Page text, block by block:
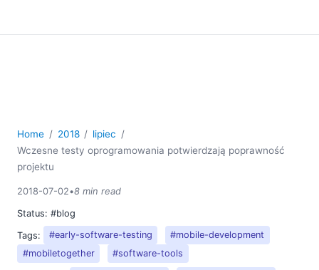
Home 2018
lipiec
Wczesne testy oprogramowania potwierdzają poprawność
projektu
2018-07-02•8 min read
Status: #blog
Tags:
#early-software-testing
#mobile-development
#mobiletogether
#software-tools